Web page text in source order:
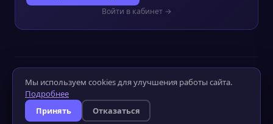
Войти в кабинет →
Политика конфиденциальности
Оператор ПД №52-25-232090
Слабовидящим
Слабослышащим
Мы используем cookies для улучшения работы сайта.
Подробнее
Принять
Отказаться